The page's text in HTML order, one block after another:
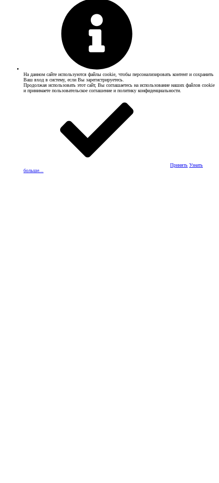
На данном сайте используются файлы cookie, чтобы персонализировать контент и сохранить
Ваш вход в систему, если Вы зарегистрируетесь.
Продолжая использовать этот сайт, Вы соглашаетесь на использование наших файлов cookie
и принимаете пользовательское соглашение и политику конфиденциальности.
Принять Узнать
больше...